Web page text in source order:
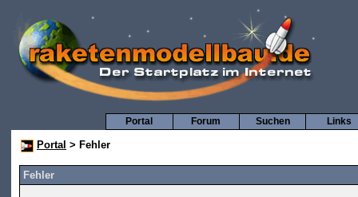
Links
Suchen
Forum
Portal
Portal > Fehler
Fehler